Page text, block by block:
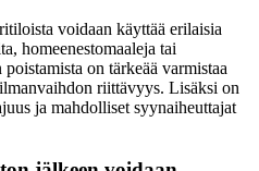
voidaan käyttää erilaisia
homeenestomaaleja tai
on tärkeää varmistaa
riittävyys. Lisäksi on
ja mahdolliset syynaiheuttajat